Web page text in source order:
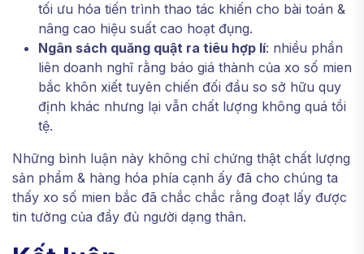
tối ưu hóa tiến trình thao tác khiến cho bài toán &
nâng cao hiệu suất cao hoạt đụng.
Ngân sách quăng quật ra tiêu hợp lí: nhiều phần
liên doanh nghĩ rằng báo giá thành của xo số mien
bắc khôn xiết tuyên chiến đối đầu so sở hữu quy
định khác nhưng lại vẫn chất lượng không quá tồi
tệ.
Những bình luận này không chỉ chứng thật chất lượng
sản phẩm & hàng hóa phía cạnh ấy đã cho chúng ta
thấy xo số mien bắc đã chắc chắc rằng đoạt lấy được
tin tưởng của đầy đủ người dạng thân.